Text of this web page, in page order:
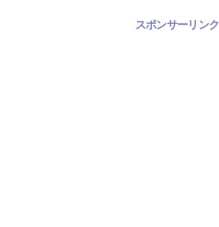
スポンサーリンク